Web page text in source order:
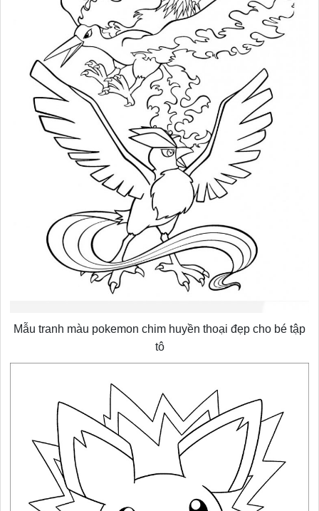
Mẫu tranh màu pokemon chim huyền thoại đẹp cho bé tập
tô